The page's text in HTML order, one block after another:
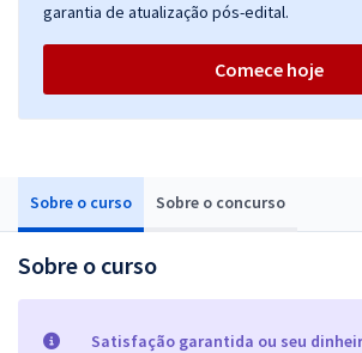
Sobre o curso Sobre o concurso
Sobre o curso
Satisfação garantida ou seu
garantia de atualização pós-edital.
Comece hoje